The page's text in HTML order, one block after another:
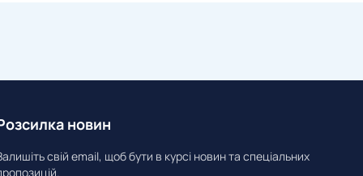
новин
свій email, щоб бути в курсі новин та спеціальних